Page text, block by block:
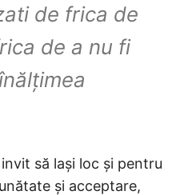
de frica de
de a nu fi
să lași loc și pentru
și acceptare,